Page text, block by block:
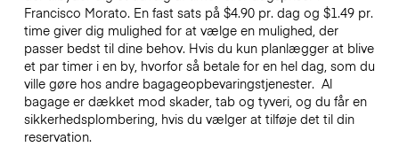
Francisco Morato. En fast sats på $4.90 pr. dag og $1.49 pr.
time giver dig mulighed for at vælge en mulighed, der
passer bedst til dine behov. Hvis du kun planlægger at blive
et par timer i en by, hvorfor så betale for en hel dag, som du
ville gøre hos andre bagageopbevaringstjenester. Al
bagage er dækket mod skader, tab og tyveri, og du får en
sikkerhedsplombering, hvis du vælger at tilføje det til din
reservation.